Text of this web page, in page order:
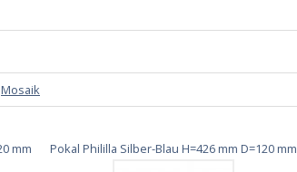
Mosaik
mm Pokal Phililla Silber-Blau H=426 mm D=120 mm